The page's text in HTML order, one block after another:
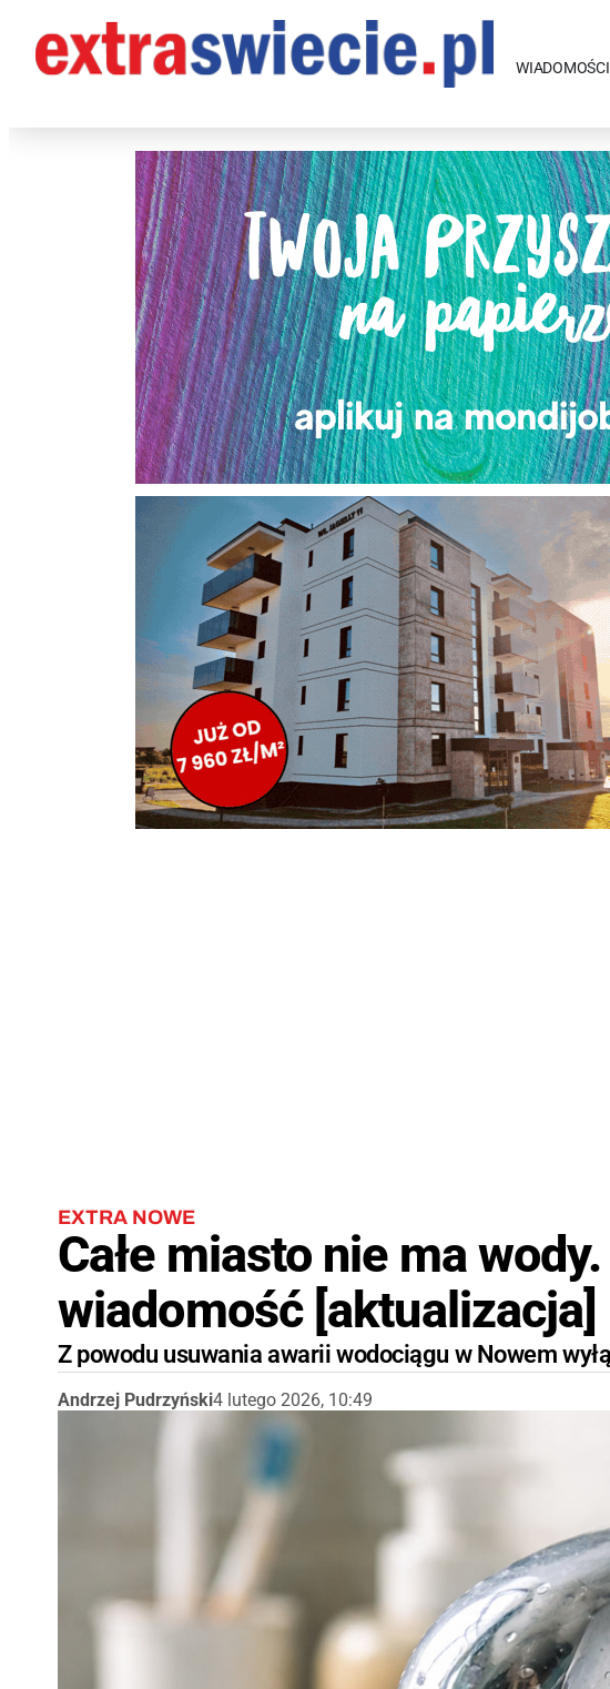
WIADOMOŚCI
EXTRA NOWE
Całe miasto nie ma
wiadomość [aktualizacja]
Z powodu usuwania awarii wodociągu w Nowem
Andrzej Pudrzyński4 lutego 2026, 10:49